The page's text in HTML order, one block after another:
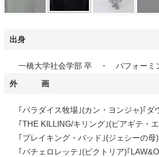
出身
一橋大学社会学部 卒 ・ パフォーミ
外 画
｢パラダイス牧場｣(カン・ヨンジャ)｢
｢THE KILLING/キリング｣(ビアギテ・
｢ブレイキング・バッド｣(ジェシーの
｢バチェロレッテ｣(ビクトリア)｢